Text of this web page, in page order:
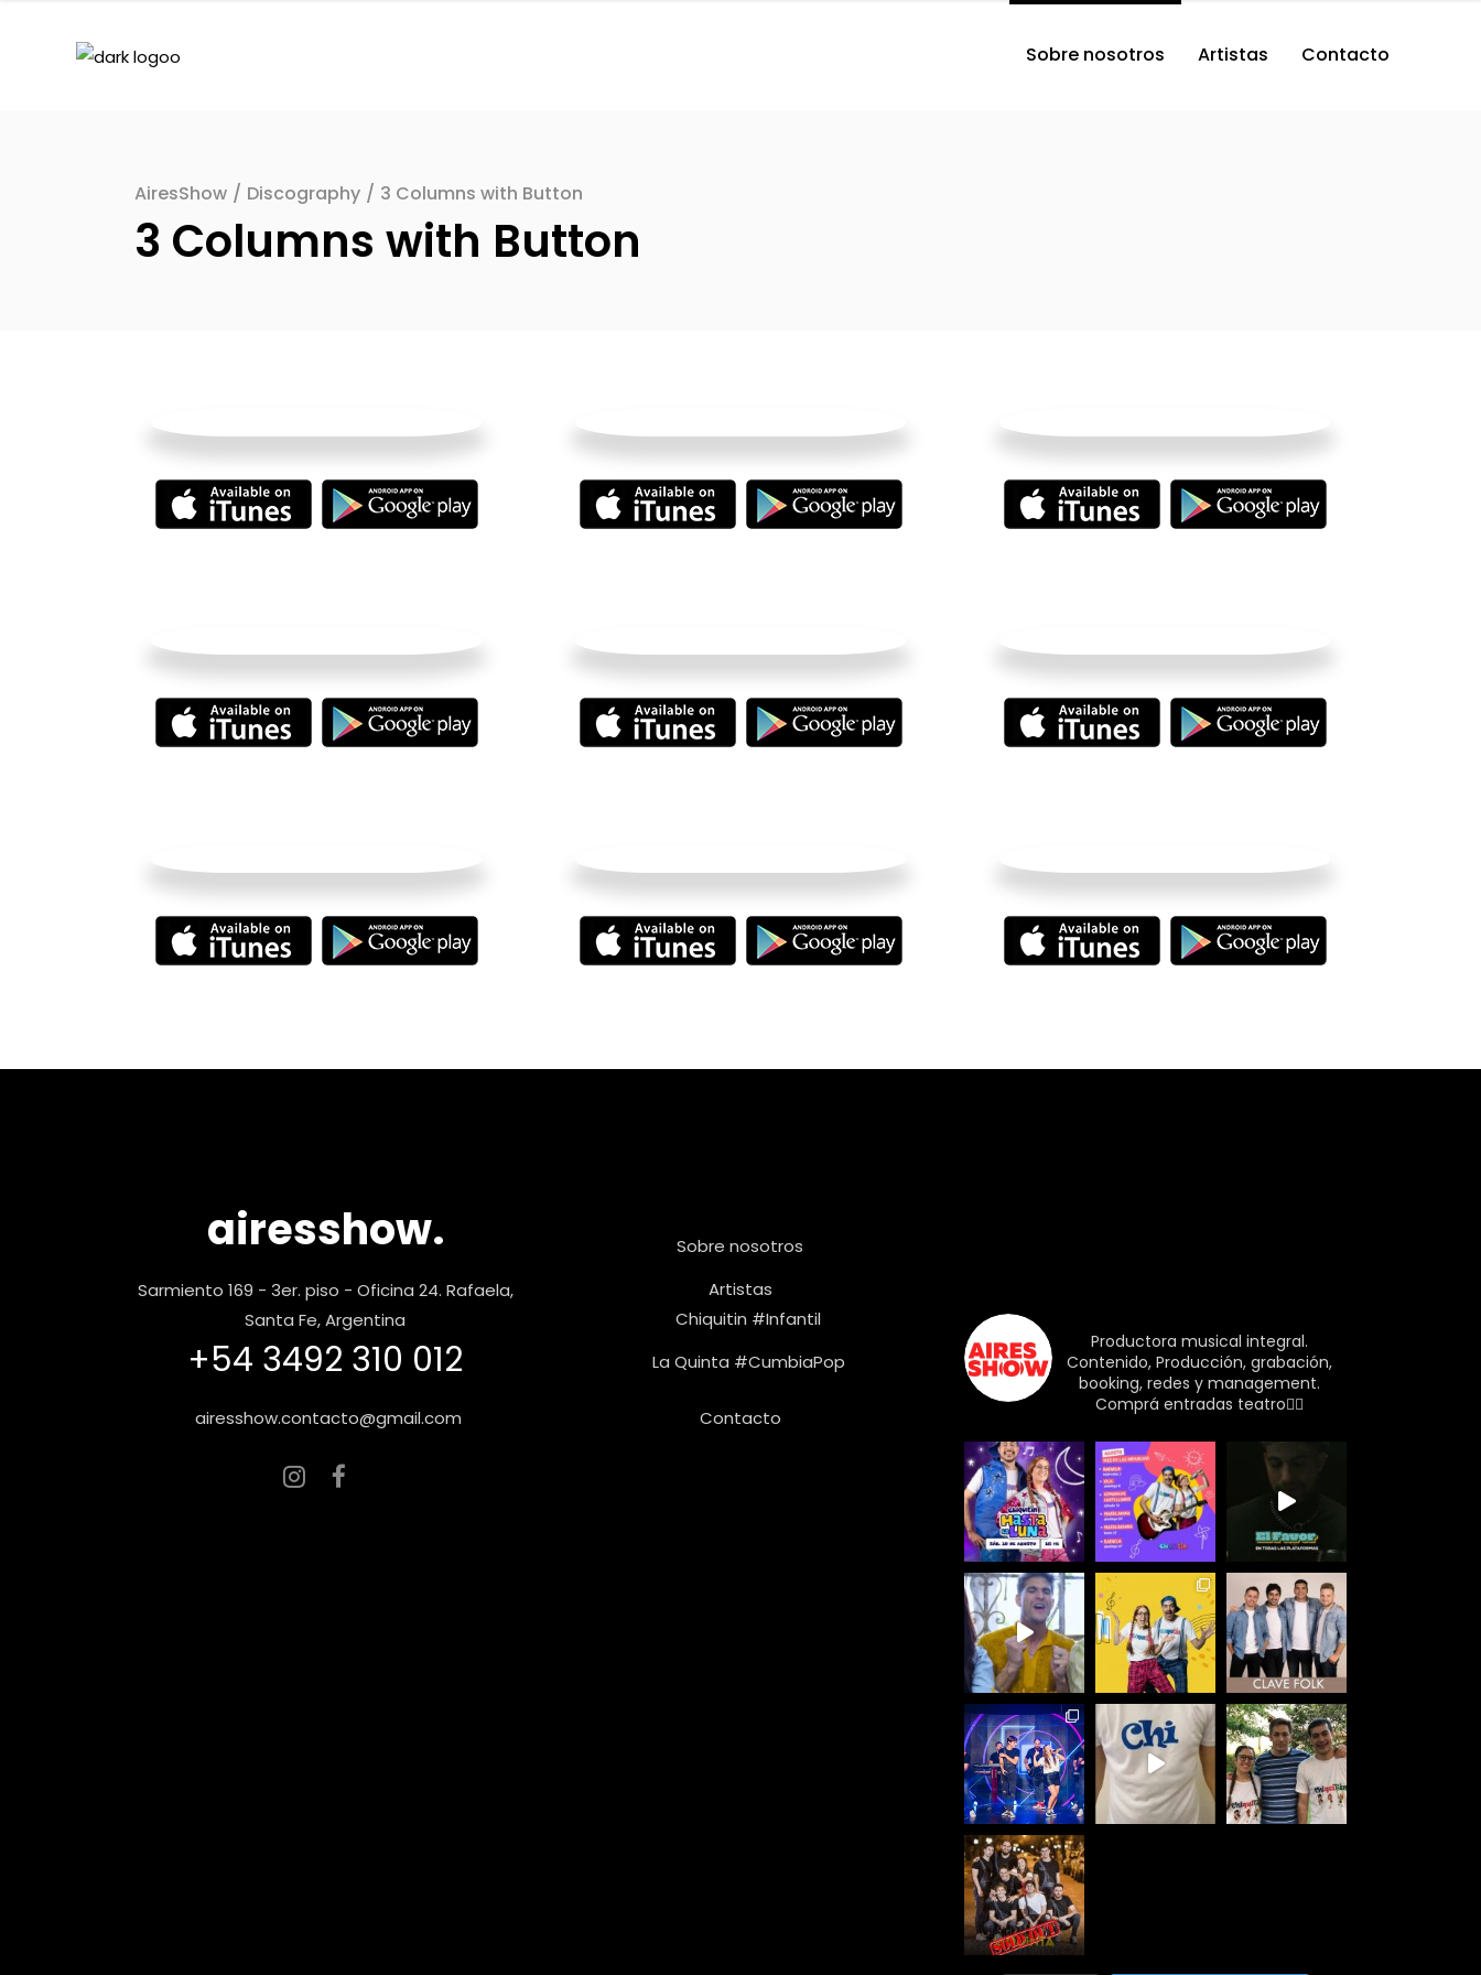
Sobre nosotros Artistas Contacto
AiresShow / Discography / 3 Columns with Button
3 Columns with Button
airesshow.
Sarmiento 169 - 3er. piso - Oficina 24. Rafaela,
Santa Fe, Argentina
+54 3492 310 012
airesshow.contacto@gmail.com
Sobre nosotros
Artistas
Chiquitin #Infantil
La Quinta #CumbiaPop
Contacto
Productora musical integral.
Contenido, Producción, grabación,
booking, redes y management.
Comprá entradas teatro👇🏼